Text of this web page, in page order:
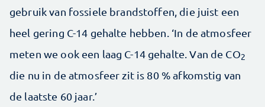
gebruik van fossiele brandstoffen, die juist een
heel gering C-14 gehalte hebben. ‘In de atmosfeer
meten we ook een laag C-14 gehalte. Van de CO2
die nu in de atmosfeer zit is 80 % afkomstig van
de laatste 60 jaar.’